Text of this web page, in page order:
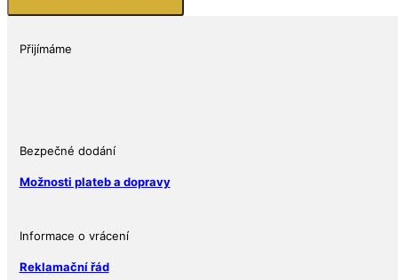
Scottsdale
Přijímáme
Bezpečné dodání
Možnosti plateb a dopravy
Informace o vrácení
Reklamační řád